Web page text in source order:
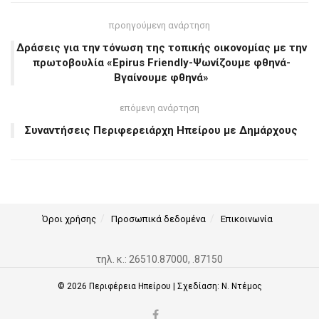
προηγούμενη ανάρτηση
Δράσεις για την τόνωση της τοπικής οικονομίας με την
πρωτοβουλία «Epirus Friendly-Ψωνίζουμε φθηνά-
Βγαίνουμε φθηνά»
επόμενη ανάρτηση
Συναντήσεις Περιφερειάρχη Ηπείρου με Δημάρχους
Όροι χρήσης Προσωπικά δεδομένα Επικοινωνία
τηλ. κ.: 26510.87000, .87150
© 2026 Περιφέρεια Ηπείρου | Σχεδίαση: Ν. Ντέμος